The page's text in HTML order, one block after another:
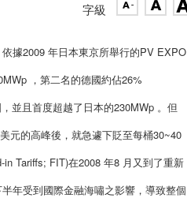
字級
據2009 年日本東京所舉行的PV EXPO
，第二名的德國約佔26%
並且首度超越了日本的230MWp 。但
元的高峰後，就急遽下貶至每桶30~40
Tariffs; FIT)在2008 年8 月又到了重新
年受到國際金融海嘯之影響，導致整個